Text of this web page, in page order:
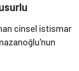
cinsel istismar